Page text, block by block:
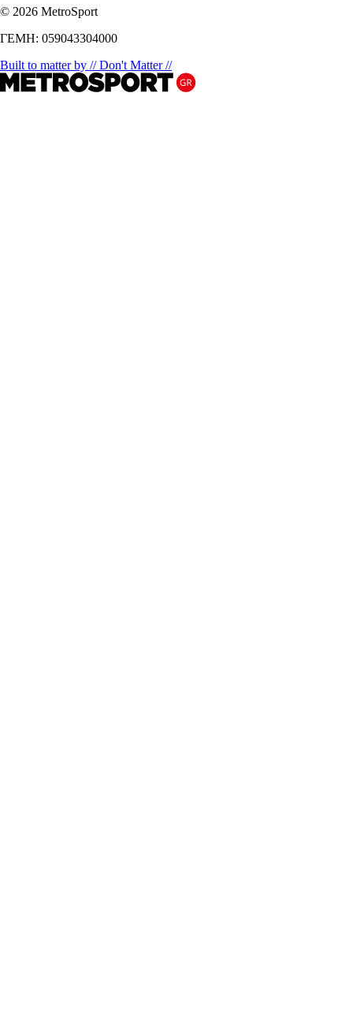
© 2026 MetroSport
ΓΕΜΗ: 059043304000
Built to matter by // Don't Matter //